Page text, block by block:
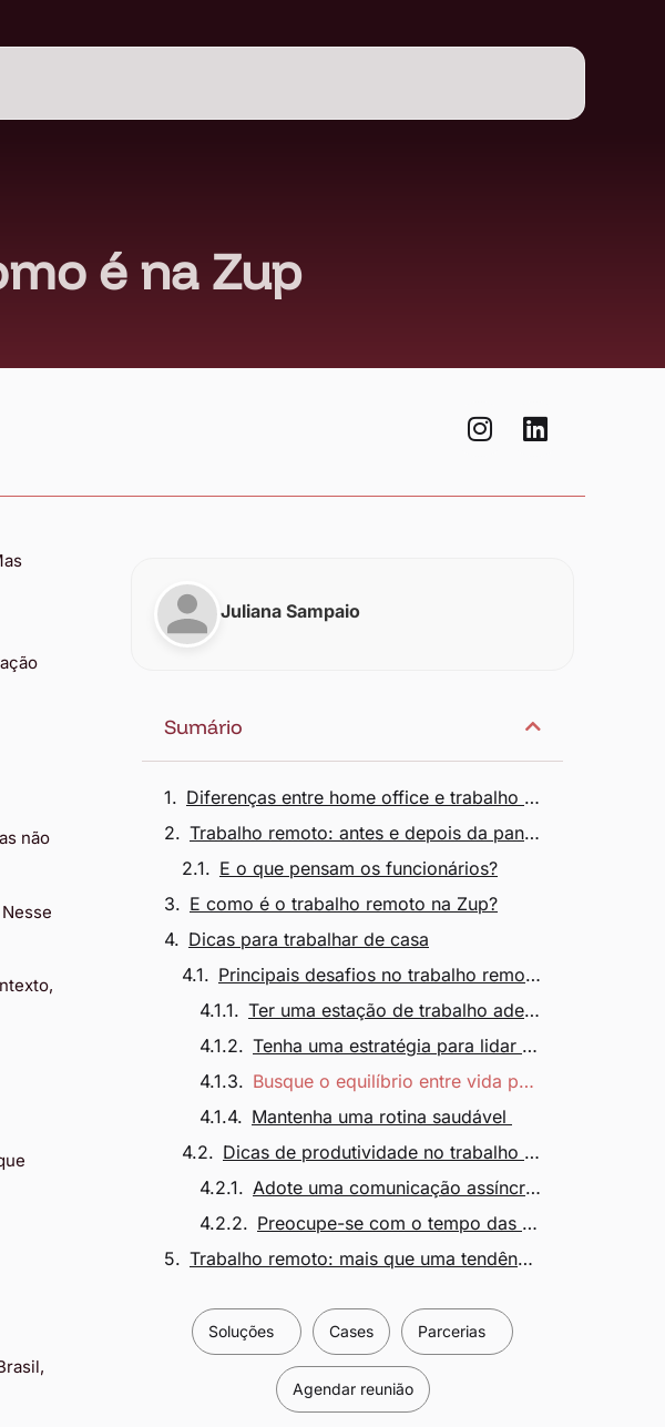
é na Zup
não
Juliana Sampaio
Sumário
Diferenças entre home office e trabalho remoto
Trabalho remoto: antes e depois da pandemia
E o que pensam os funcionários?
E como é o trabalho remoto na Zup?
Dicas para trabalhar de casa
Principais desafios no trabalho remoto e como superá-los.
Ter uma estação de trabalho adequada
Tenha uma estratégia para lidar com distrações
Busque o equilíbrio entre vida pessoal e profissional
Mantenha uma rotina saudável
Dicas de produtividade no trabalho remoto
Adote uma comunicação assíncrona
Preocupe-se com o tempo das pessoas
Trabalho remoto: mais que uma tendência, uma realidade
Soluções Cases Parcerias
Agendar reunião